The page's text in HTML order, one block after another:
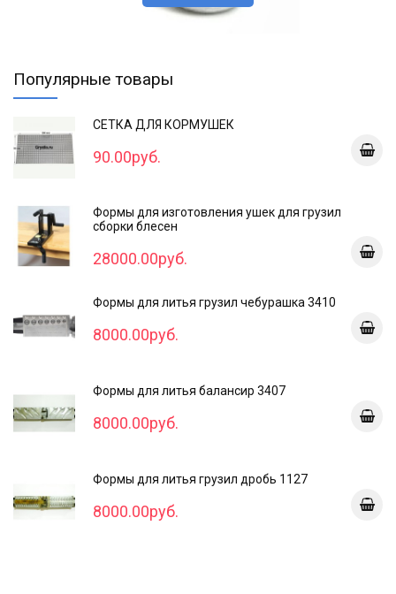
Популярные товары
СЕТКА ДЛЯ КОРМУШЕК
90.00руб.
Формы для изготовления ушек для грузил
сборки блесен
28000.00руб.
Формы для литья грузил чебурашка 3410
8000.00руб.
Формы для литья балансир 3407
8000.00руб.
Формы для литья грузил дробь 1127
8000.00руб.